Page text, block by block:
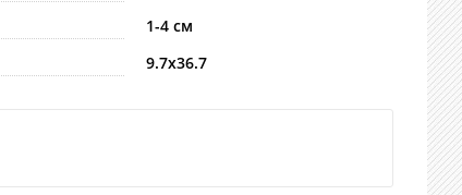
1-4 см
9.7х36.7